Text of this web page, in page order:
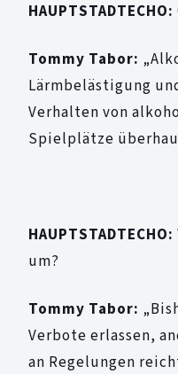
HAUPTSTADTECHO:
Tommy Tabor:
Lärmbelästigung
Verhalten von
Spielplätze
HAUPTSTADTECHO:
um?
Tommy Tabor:
Verbote erlassen,
an Regelungen